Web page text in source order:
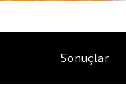
Sonuçlar